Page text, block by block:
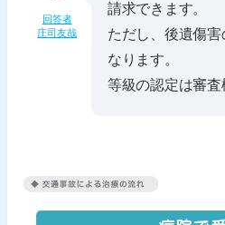
回答者
庄司友哉
請求できます。
ただし、後遺傷害
なります。
等級の認定は審査